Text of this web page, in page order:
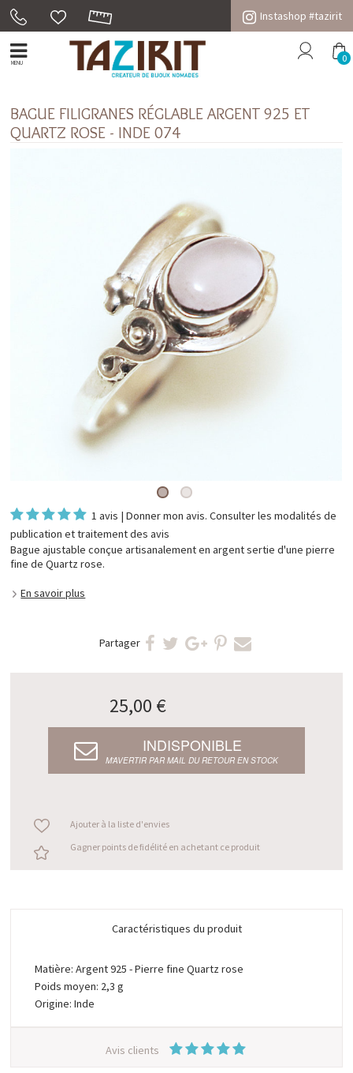
Instashop #tazirit
MENU 0
BAGUE FILIGRANES RÉGLABLE ARGENT 925 ET
QUARTZ ROSE - INDE 074
1 avis |Donner mon avis. Consulter lesmodalités de
publication et traitement des avis
Bague ajustable conçue artisanalement en argent sertie d'une pierre
fine de Quartz rose.
En savoir plus
Partager
25,00 €
INDISPONIBLE
M’AVERTIR PAR MAIL DU RETOUR EN STOCK
Ajouter à la liste d'envies
Gagner points de fidélité en achetant ce produit
Caractéristiques du produit
Matière: Argent 925 - Pierre fine Quartz rose
Poids moyen: 2,3 g
Origine: Inde
Avis clients